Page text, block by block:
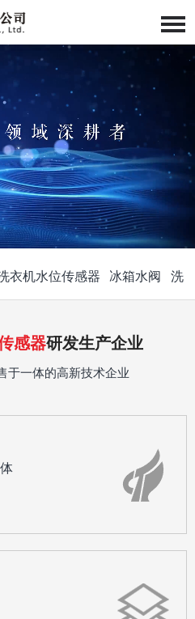
衣机水位传感器 冰箱水阀 洗
感器研发生产企业
于一体的高新技术企业